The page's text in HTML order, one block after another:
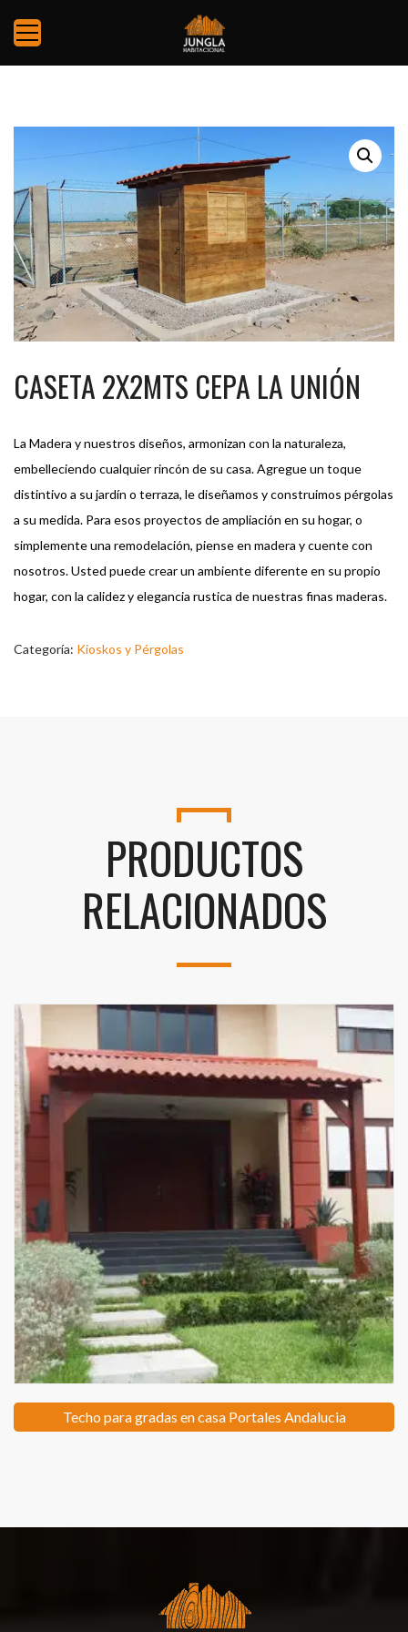
CASETA 2X2MTS CEPA LA UNIÓN
La Madera y nuestros diseños, armonizan con la naturaleza,
embelleciendo cualquier rincón de su casa. Agregue un toque
distintivo a su jardín o terraza, le diseñamos y construimos pérgolas
a su medida. Para esos proyectos de ampliación en su hogar, o
simplemente una remodelación, piense en madera y cuente con
nosotros. Usted puede crear un ambiente diferente en su propio
hogar, con la calidez y elegancia rustica de nuestras finas maderas.
Categoría: Kioskos y Pérgolas
PRODUCTOS
RELACIONADOS
Techo para gradas en casa Portales Andalucia